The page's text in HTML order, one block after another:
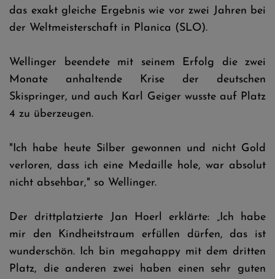
das exakt gleiche Ergebnis wie vor zwei Jahren bei
der Weltmeisterschaft in Planica (SLO).
Wellinger beendete mit seinem Erfolg die zwei
Monate anhaltende Krise der deutschen
Skispringer, und auch Karl Geiger wusste auf Platz
4 zu überzeugen.
"Ich habe heute Silber gewonnen und nicht Gold
verloren, dass ich eine Medaille hole, war absolut
nicht absehbar," so Wellinger.
Der drittplatzierte Jan Hoerl erklärte: „Ich habe
mir den Kindheitstraum erfüllen dürfen, das ist
wunderschön. Ich bin megahappy mit dem dritten
Platz, die anderen zwei haben einen sehr guten